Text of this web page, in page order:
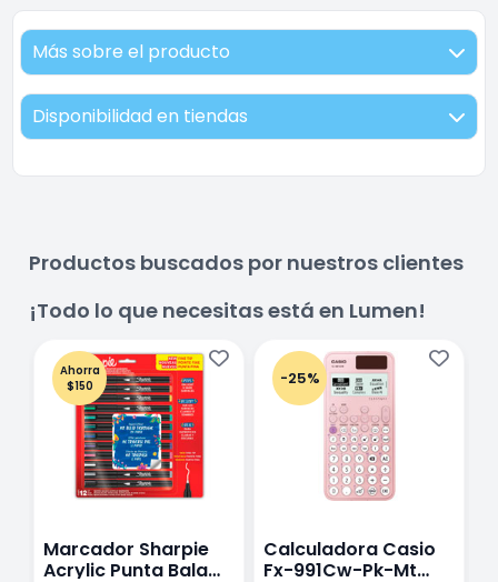
Más sobre el producto
Disponibilidad en tiendas
Productos buscados por nuestros clientes
¡Todo lo que necesitas está en Lumen!
Ahorra
$150
Marcador Sharpie
Acrylic Punta Bala
-25%
Calculadora Casio
Fx-991Cw-Pk-Mt